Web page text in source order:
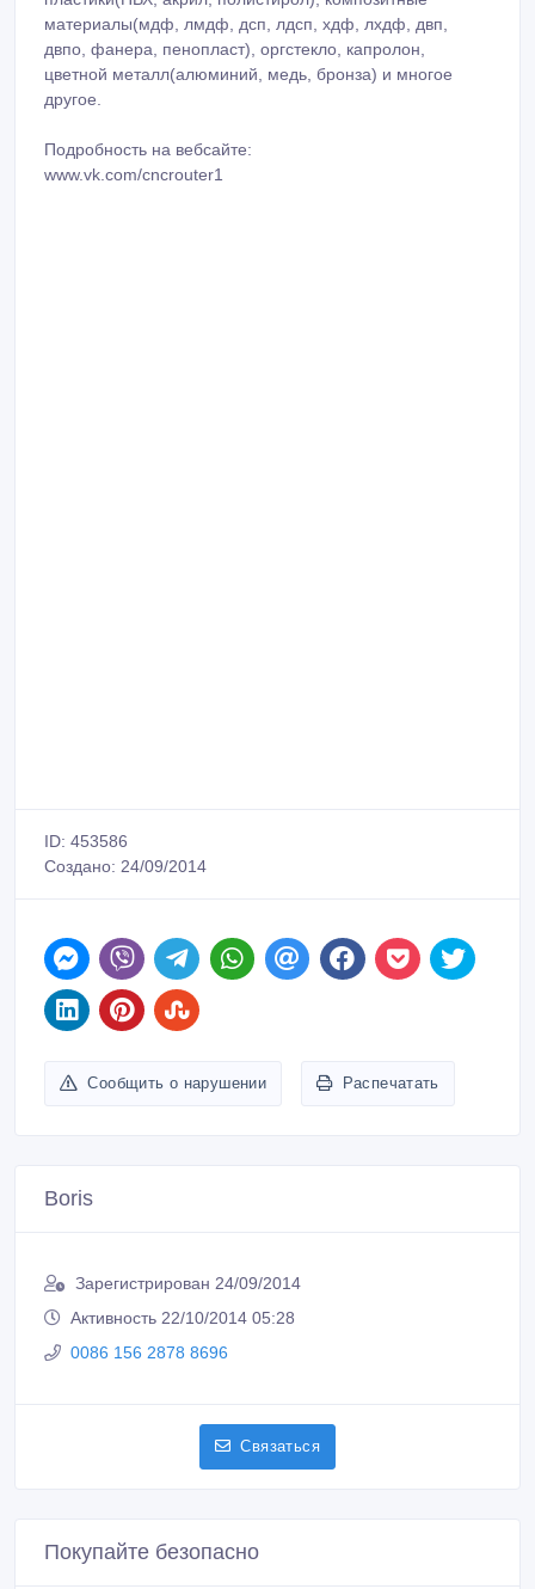
материалы(мдф, лмдф, дсп, лдсп, хдф, лхдф, двп,
двпо, фанера, пенопласт), оргстекло, капролон,
цветной металл(алюминий, медь, бронза) и многое
другое.
Подробность на вебсайте:
www.vk.com/cncrouter1
ID: 453586
Создано: 24/09/2014
Сообщить о нарушении Распечатать
Boris
Зарегистрирован 24/09/2014
Активность 22/10/2014 05:28
0086 156 2878 8696
Связаться
Покупайте безопасно